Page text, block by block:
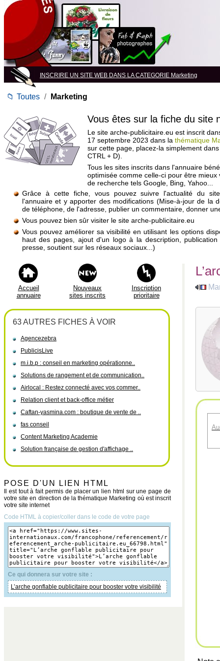
INSCRIRE UN SITE WEB DANS LA CATEGORIE Marketing
📁 Toutes / Marketing
Vous êtes sur la fiche du site
Le site arche-publicitaire.eu est inscrit
17 septembre 2023 dans la thématique
sur cette page, placez-la simplement
CTRL + D).
Tous les sites inscrits dans l'annuaire
optimisée comme celle-ci pour être mieux
de recherche tels Google, Bing, Yahoo...
Grâce à cette fiche, vous pouvez suivre l'actualité du
l'annuaire et y apporter des modifications (Mise-à-jour de la
de téléphone, de l'adresse, publier un commentaire, donner
Vous pouvez bien sûr visiter le site arche-publicitaire.eu
Vous pouvez améliorer sa visibilité en utilisant les options
haut des pages, ajout d'un logo à la description,
presse, soutient sur les réseaux sociaux...)
Accueil
annuaire
Nouveaux
sites inscrits
Inscription
prioritaire
63 AUTRES FICHES À VOIR
Agencezebra
PublicisLive
m.i.b.p : conseil en marketing opérationne..
Solutions de rangement et de communication..
Airlocal : Restez connecté avec vos commer..
Relation client et back-office métier
Caftan-yasmina.com : boutique de vente de ..
fas conseil
Content Marketing Academie
Solution française de gestion d'affichage ..
POSE D'UN LIEN HTML
Il est tout à fait permis de placer un lien html sur une page de
votre site en direction de la thématique Marketing où est inscrit
votre site internet
Code HTML à copier/coller dans le code de votre page
Ce qui donnera sur votre site :
L’arche gonflable publicitaire pour booster votre visibilité